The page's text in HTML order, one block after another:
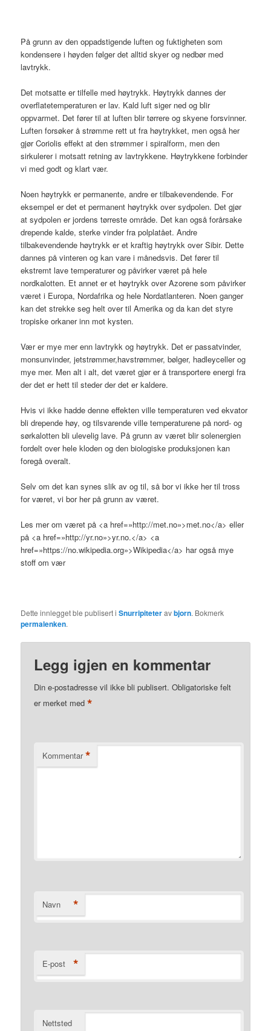
På grunn av den oppadstigende luften og fuktigheten som
kondensere i høyden følger det alltid skyer og nedbør med
lavtrykk.
Det motsatte er tilfelle med høytrykk. Høytrykk dannes der
overflatetemperaturen er lav. Kald luft siger ned og blir
oppvarmet. Det fører til at luften blir tørrere og skyene forsvinner.
Luften forsøker å strømme rett ut fra høytrykket, men også her
gjør Coriolis effekt at den strømmer i spiralform, men den
sirkulerer i motsatt retning av lavtrykkene. Høytrykkene forbinder
vi med godt og klart vær.
Noen høytrykk er permanente, andre er tilbakevendende. For
eksempel er det et permanent høytrykk over sydpolen. Det gjør
at sydpolen er jordens tørreste område. Det kan også forårsake
drepende kalde, sterke vinder fra polplatået. Andre
tilbakevendende høytrykk er et kraftig høytrykk over Sibir. Dette
dannes på vinteren og kan vare i månedsvis. Det fører til
ekstremt lave temperaturer og påvirker været på hele
nordkalotten. Et annet er et høytrykk over Azorene som påvirker
været i Europa, Nordafrika og hele Nordatlanteren. Noen ganger
kan det strekke seg helt over til Amerika og da kan det styre
tropiske orkaner inn mot kysten.
Vær er mye mer enn lavtrykk og høytrykk. Det er passatvinder,
monsunvinder, jetstrømmer,havstrømmer, bølger, hadleyceller og
mye mer. Men alt i alt, det været gjør er å transportere energi fra
der det er hett til steder der det er kaldere.
Hvis vi ikke hadde denne effekten ville temperaturen ved ekvator
bli drepende høy, og tilsvarende ville temperaturene på nord- og
sørkalotten bli ulevelig lave. På grunn av været blir solenergien
fordelt over hele kloden og den biologiske produksjonen kan
foregå overalt.
Selv om det kan synes slik av og til, så bor vi ikke her til tross
for været, vi bor her på grunn av været.
Les mer om været på <a href=»http://met.no»>met.no</a> eller
på <a href=»http://yr.no»>yr.no.</a> <a
href=»https://no.wikipedia.org»>Wikipedia</a> har også mye
stoff om vær
Dette innlegget ble publisert iSnurripiteteravbjorn. Bokmerk
permalenken.
Legg igjen en kommentar
Din e-postadresse vil ikke bli publisert. Obligatoriske felt
er merket med*
Kommentar *
Navn *
E-post *
Nettsted